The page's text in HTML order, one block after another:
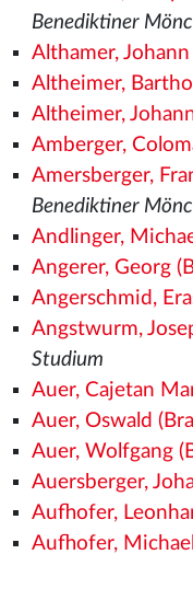
Benediktiner
Althamer,
Altheimer,
Altheimer,
Amberger,
Amersberger,
Benediktiner
Andlinger,
Angerer, Georg
Angerschmid,
Angstwurm,
Studium
Auer, Cajetan
Auer, Oswald
Auer, Wolfgang
Auersberger,
Aufhofer,
Aufhofer, Michael